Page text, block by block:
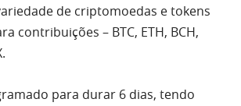
de criptomoedas e tokens
contribuições – BTC, ETH, BCH,
para durar 6 dias, tendo